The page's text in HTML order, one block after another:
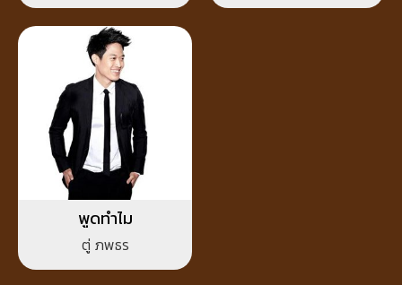
พูดทำไม
ตู่ ภพธร